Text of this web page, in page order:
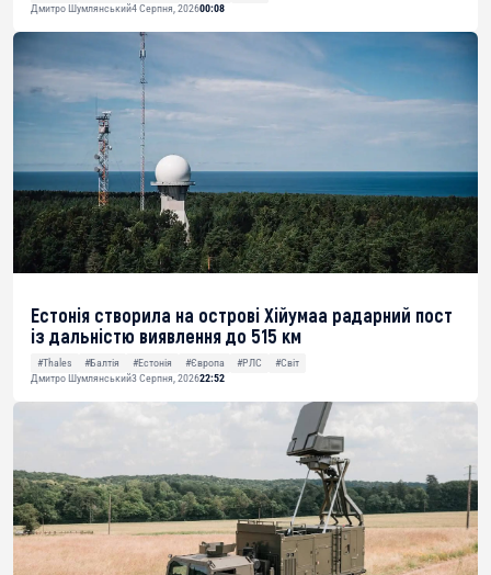
Дмитро Шумлянський4 Серпня, 202600:08
Естонія створила на острові Хійумаа радарний пост
із дальністю виявлення до 515 км
#Thales #Балтія #Естонія #Європа #РЛС
#Світ
Дмитро Шумлянський3 Серпня, 202622:52